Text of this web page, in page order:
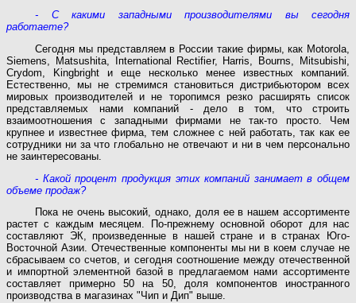
- С какими западными производителями вы сегодня
работаете?
Сегодня мы представляем в России такие фирмы, как Motorola,
Siеmеns, Matsushita, Iпtеrnаtionаl Rectifier, Harris, Воurns, Mitsubishi,
Crydom, Kingbright и еще несколько менее известных компаний.
Естественно, мы не стремимся становиться дистрибьютором всех
мировых производителей и не торопимся резко расширять список
представляемых нами компаний - дело в том, что строить
взаимоотношения с западными фирмами не так-то просто. Чем
крупнее и известнее фирма, тем сложнее с ней работать, так как ее
сотрудники ни за что глобально не отвечают и ни в чем персонально
не заинтересованы.
- Какой процент продукция этих компаний занимает в общем
объеме продаж?
Пока не очень высокий, однако, доля ее в нашем ассортименте
растет с каждым месяцем. По-прежнему основной оборот для нас
составляют ЭК, произведенные в нашей стране и в странах Юго-
Восточной Азии. Отечественные компоненты мы ни в коем случае не
сбрасываем со счетов, и сегодня соотношение между отечественной
и импортной элементной базой в предлагаемом нами ассортименте
составляет примерно 50 на 50, доля компонентов иностранного
производства в магазинах "Чип и Дип" выше.